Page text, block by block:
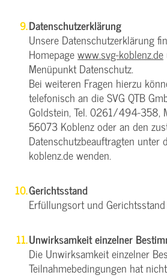
Datenschutzerklärung
Unsere Datenschutzerklärung
Homepagewww.svg-koblenz.de
Menüpunkt Datenschutz.
Bei weiteren Fragen hierzu
telefonisch an die SVG QTB
Goldstein, Tel. 0261/494-358,
56073 Koblenz oder an den
Datenschutzbeauftragten unter
koblenz.de wenden.
Gerichtsstand
Erfüllungsort und
Unwirksamkeit einzelner
Die Unwirksamkeit einzelner
Teilnahmebedingungen hat